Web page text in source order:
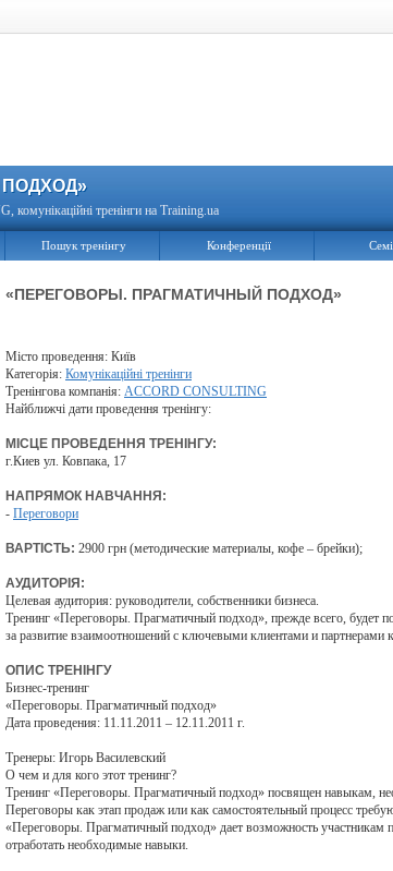
комунікаційні тренінги на Training.ua
Пошук тренінгу Конференції
«ПЕРЕГОВОРЫ. ПРАГМАТИЧНЫЙ ПОДХОД»
Місто проведення: Київ
Категорія: Комунікаційні тренінги
Тренінгова компанія: ACCORD CONSULTING
Найближчі дати проведення тренінгу:
МІСЦЕ ПРОВЕДЕННЯ ТРЕНІНГУ:
г.Киев ул. Ковпака, 17
НАПРЯМОК НАВЧАННЯ:
- Переговори
ВАРТІСТЬ: 2900 грн (методические материалы, кофе – брейки);
АУДИТОРІЯ:
Целевая аудитория: руководители, собственники бизнеса.
Тренинг «Переговоры. Прагматичный подход», прежде всего, будет
за развитие взаимоотношений с ключевыми клиентами и партнерами
ОПИС ТРЕНІНГУ
Бизнес-тренинг
«Переговоры. Прагматичный подход»
Дата проведения: 11.11.2011 – 12.11.2011 г.
Тренеры: Игорь Василевский
О чем и для кого этот тренинг?
Тренинг «Переговоры. Прагматичный подход» посвящен навыкам,
Переговоры как этап продаж или как самостоятельный процесс
«Переговоры. Прагматичный подход» дает возможность участникам
отработать необходимые навыки.